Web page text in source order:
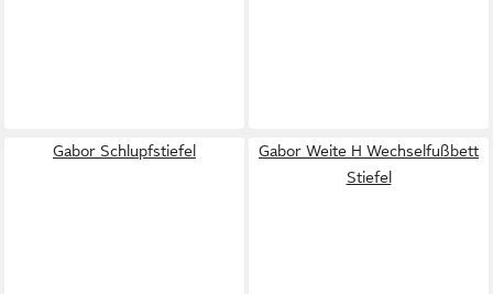
Gabor Schlupfstiefel
Gabor Weite H Wechselfußbett
Stiefel